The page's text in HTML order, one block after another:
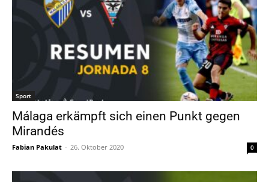
Sport
Málaga erkämpft sich einen Punkt gegen
Mirandés
Fabian Pakulat - 26. Oktober 2020 0